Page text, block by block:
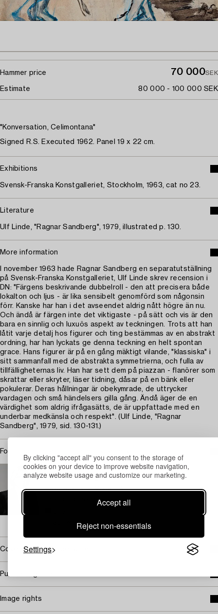
By clicking "accept all" you consent to the storage of
cookies on your device to improve website navigation,
analyze website usage and customize our marketing.
Accept all
Reject non-essentials
Settings
Hammer price 70 000SEK
Estimate 80 000 - 100 000 SEK
"Konversation, Celimontana"
Signed R.S. Executed 1962. Panel 19 x 22 cm.
Exhibitions
Svensk-Franska Konstgalleriet, Stockholm, 1963, cat no 23.
Literature
Ulf Linde, "Ragnar Sandberg", 1979, illustrated p. 130.
More information
I november 1963 hade Ragnar Sandberg en separatutställning
på Svensk-Franska Konstgalleriet, Ulf Linde skrev recension i
DN: "Färgens beskrivande dubbelroll - den att precisera både
lokalton och ljus - är lika sensibelt genomförd som någonsin
förr. Kanske har han i det avseendet aldrig nått högre än nu.
Och ändå är färgen inte det viktigaste - på sätt och vis är den
bara en sinnlig och luxuös aspekt av teckningen. Trots att han
låtit varje detalj hos figurer och ting bestämmas av en abstrakt
ordning, har han lyckats ge denna teckning en helt spontan
grace. Hans figurer är på en gång mäktigt vilande, "klassiska" i
sitt sammanfall med de abstrakta symmetrierna, och fulla av
tillfälligheternas liv. Han har sett dem på piazzan - flanörer som
skrattar eller skryter, läser tidning, dåsar på en bänk eller
pokulerar. Deras hållningar är obekymrade, de uttrycker
vardagen och små händelsers gilla gång. Ändå äger de en
värdighet som aldrig ifrågasätts, de är uppfattade med en
underbar medkänsla och respekt". (Ulf Linde, "Ragnar
Sandberg", 1979, sid. 130-131.)
For condition report contact specialist
STOCKHOLM
Amanda Wahrgren
Head Specialist Modern Art
+46 (0)702 53 14 89
→ Sell with Bukowskis
Covered by droit de suite
Purchasing info
Image rights